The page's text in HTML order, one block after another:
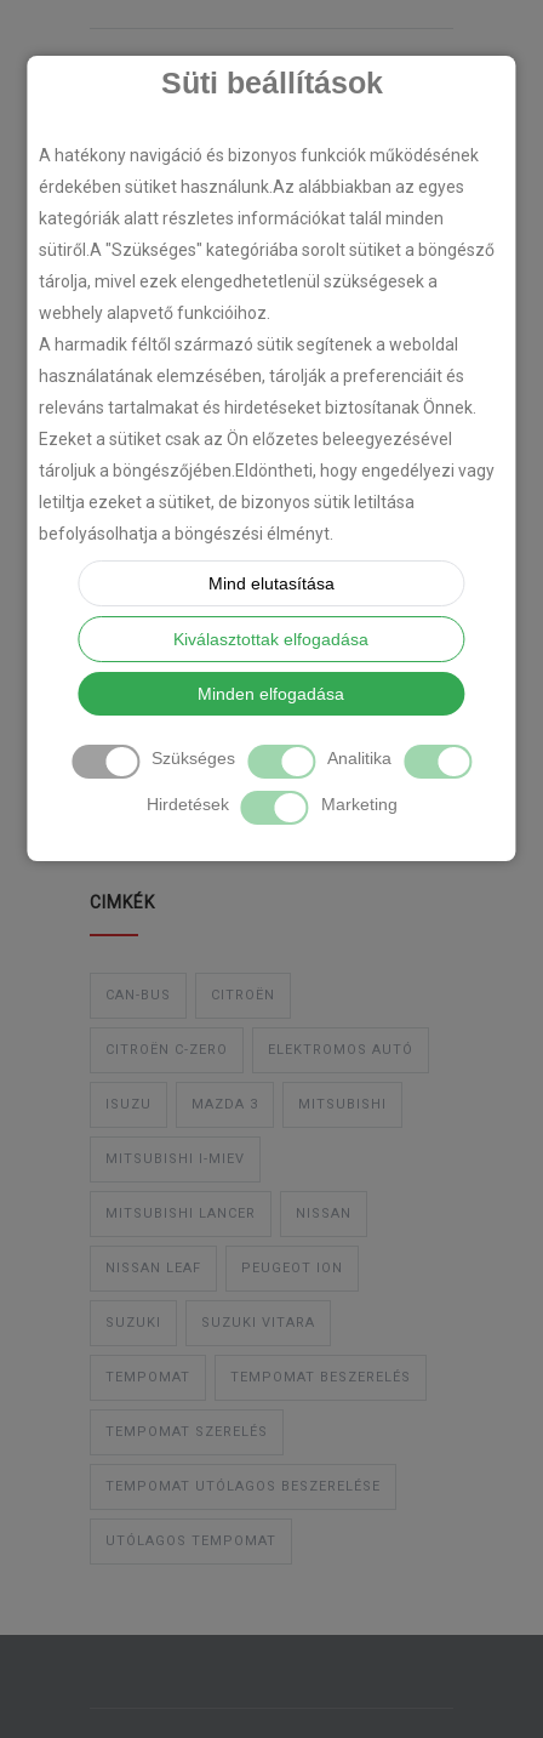
Süti beállítások
A hatékony navigáció és bizonyos funkciók működésének
érdekében sütiket használunk.Az alábbiakban az egyes
kategóriák alatt részletes információkat talál minden
sütiről.A "Szükséges" kategóriába sorolt sütiket a böngésző
tárolja, mivel ezek elengedhetetlenül szükségesek a
webhely alapvető funkcióihoz.
A harmadik féltől származó sütik segítenek a weboldal
használatának elemzésében, tárolják a preferenciáit és
releváns tartalmakat és hirdetéseket biztosítanak Önnek.
Ezeket a sütiket csak az Ön előzetes beleegyezésével
tároljuk a böngészőjében.Eldöntheti, hogy engedélyezi vagy
letiltja ezeket a sütiket, de bizonyos sütik letiltása
befolyásolhatja a böngészési élményt.
Mind elutasítása
Kiválasztottak elfogadása
Minden elfogadása
Szükséges Analitika
Hirdetések Marketing
Plug’n’Play tempomat ISUZU
N-szériás teherautókhoz
2018-07-26
Isuzu D-MAX 2006 –
2018-06-12
Citroën C-Zero tempomat
beszerelés
2018-02-14
KATEGÓRIA
TEMPOMAT TEMPOMAT BESZERELÉS
UTÓLAGOS TEMPOMAT
CIMKÉK
CAN-BUS CITROËN
CITROËN C-ZERO ELEKTROMOS AUTÓ
ISUZU MAZDA 3 MITSUBISHI
MITSUBISHI I-MIEV
MITSUBISHI LANCER NISSAN
NISSAN LEAF PEUGEOT ION
SUZUKI SUZUKI VITARA
TEMPOMAT TEMPOMAT BESZERELÉS
TEMPOMAT SZERELÉS
TEMPOMAT UTÓLAGOS BESZERELÉSE
UTÓLAGOS TEMPOMAT